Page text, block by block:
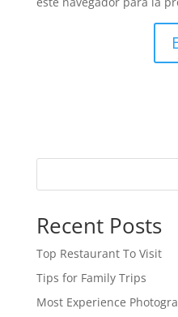
Recent Posts
Top Restaurant To Visit
Tips for Family Trips
Most Experience